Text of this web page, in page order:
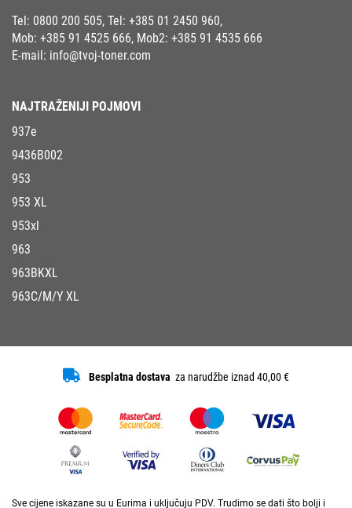
Tel: 0800 200 505, Tel: +385 01 2450 960,
Mob: +385 91 4525 666, Mob2: +385 91 4535 666
E-mail: info@tvoj-toner.com
NAJTRAŽENIJI POJMOVI
937e
9436B002
953
953 XL
953xl
963
963BKXL
963C/M/Y XL
Besplatna dostava za narudžbe iznad 40,00 €
Sve cijene iskazane su u Eurima i uključuju PDV. Trudimo se dati što bolji i